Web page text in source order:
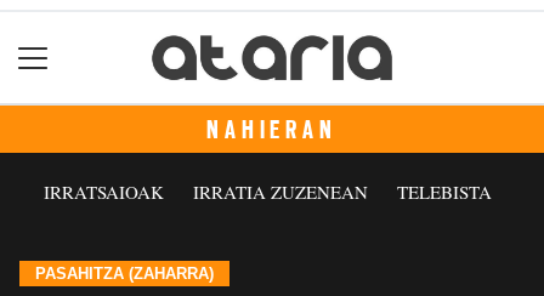
NAHIERAN
IRRATSAIOAK IRRATIA ZUZENEAN TELEBISTA
PASAHITZA (ZAHARRA)